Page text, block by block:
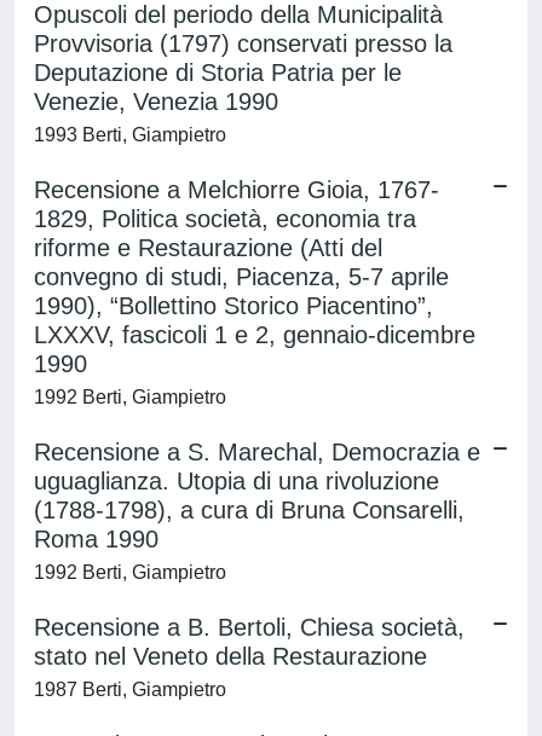
Opuscoli del periodo della Municipalità
Provvisoria (1797) conservati presso la
Deputazione di Storia Patria per le
Venezie, Venezia 1990
1993 Berti, Giampietro
Recensione a Melchiorre Gioia, 1767-
1829, Politica società, economia tra
riforme e Restaurazione (Atti del
convegno di studi, Piacenza, 5-7 aprile
1990), “Bollettino Storico Piacentino”,
LXXXV, fascicoli 1 e 2, gennaio-dicembre
1990
1992 Berti, Giampietro
Recensione a S. Marechal, Democrazia e
uguaglianza. Utopia di una rivoluzione
(1788-1798), a cura di Bruna Consarelli,
Roma 1990
1992 Berti, Giampietro
Recensione a B. Bertoli, Chiesa società,
stato nel Veneto della Restaurazione
1987 Berti, Giampietro